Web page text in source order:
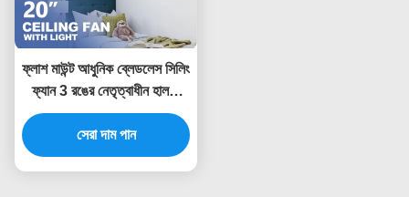
ফ্লাশ মাউন্ট আধুনিক ব্লেডলেস সিলিং
ফ্যান 3 রঙের নেতৃত্বাধীন হালকা
নীরব ডিসি মোটর
সেরা দাম পান